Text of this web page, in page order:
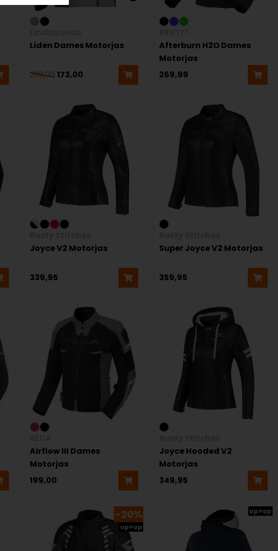
Liden Dames Motorjas
289,00173,00
Afterburn H2O Dames
Motorjas
269,99
Joyce V2 Motorjas
339,95
Super Joyce V2 Motorjas
359,95
Airflow III Dames
Motorjas
199,00
Joyce Hooded V2
Motorjas
349,95
-20%
op=op
op=op